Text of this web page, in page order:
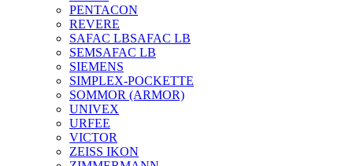
PENTACON
REVERE
SAFAC LBSAFAC LB
SEMSAFAC LB
SIEMENS
SIMPLEX-POCKETTE
SOMMOR (ARMOR)
UNIVEX
URFEE
VICTOR
ZEISS IKON